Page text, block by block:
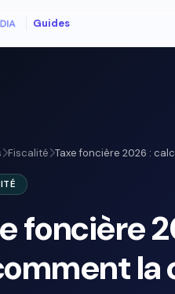
Guides
Fiscalité Taxe foncière 2026 :
foncière
la